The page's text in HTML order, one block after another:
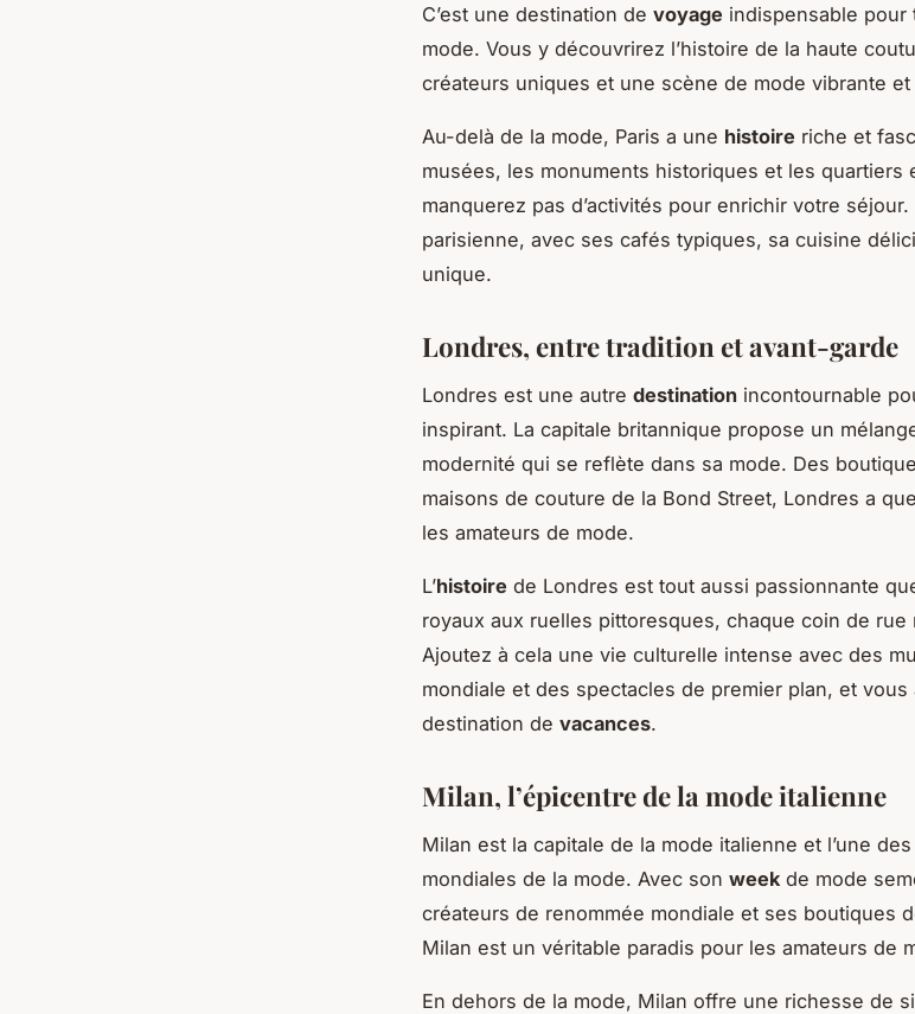
C’est une destination de voyage indispensable pour
mode. Vous y découvrirez l’histoire de la haute
créateurs uniques et une scène de mode vibrante
Au-delà de la mode, Paris a une histoire riche et
musées, les monuments historiques et les quartiers
manquerez pas d’activités pour enrichir votre
parisienne, avec ses cafés typiques, sa cuisine
unique.
Londres, entre tradition et avant-garde
Londres est une autre destination incontournable
inspirant. La capitale britannique propose un
modernité qui se reflète dans sa mode. Des
maisons de couture de la Bond Street, Londres a
les amateurs de mode.
L’histoire de Londres est tout aussi passionnante
royaux aux ruelles pittoresques, chaque coin de rue
Ajoutez à cela une vie culturelle intense avec des
mondiale et des spectacles de premier plan, et
destination de vacances.
Milan, l’épicentre de la mode italienne
Milan est la capitale de la mode italienne et l’une
mondiales de la mode. Avec son week de mode
créateurs de renommée mondiale et ses boutiques
Milan est un véritable paradis pour les amateurs de
En dehors de la mode, Milan offre une richesse de